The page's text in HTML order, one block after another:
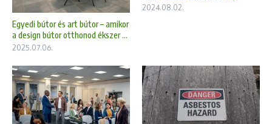
Egyedi bútor és art bútor – amikor
a design bútor otthonod ékszer ...
2025.07.06.
2024.08.02.